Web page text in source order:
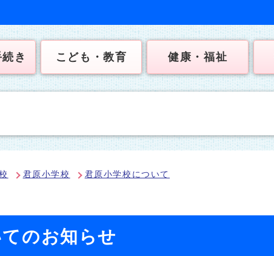
き こども・教育 健康・福祉
君原小学校 君原小学校について
のお知らせ